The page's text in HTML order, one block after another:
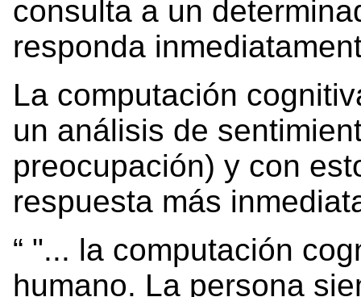
consulta a un
responda
La computación
un análisis de
preocupación) y con
respuesta más
"... la computación
humano. La persona